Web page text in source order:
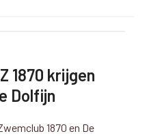
1870 krijgen
Dolfijn
1870 en De